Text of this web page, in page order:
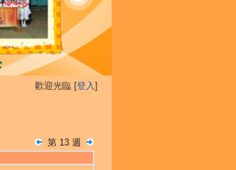
歡迎光臨 [登入]
第 13 週